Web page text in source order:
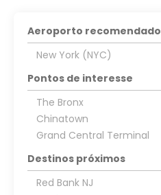
Aeroporto recomendado
New York (NYC)
Pontos de interesse
The Bronx
Chinatown
Grand Central Terminal
Destinos próximos
Red Bank NJ